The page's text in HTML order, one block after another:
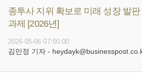
종투사 지위 확보로 미래 성장 발
과제 [2026년]
2026-05-06 07:00:00
김민정 기자 -